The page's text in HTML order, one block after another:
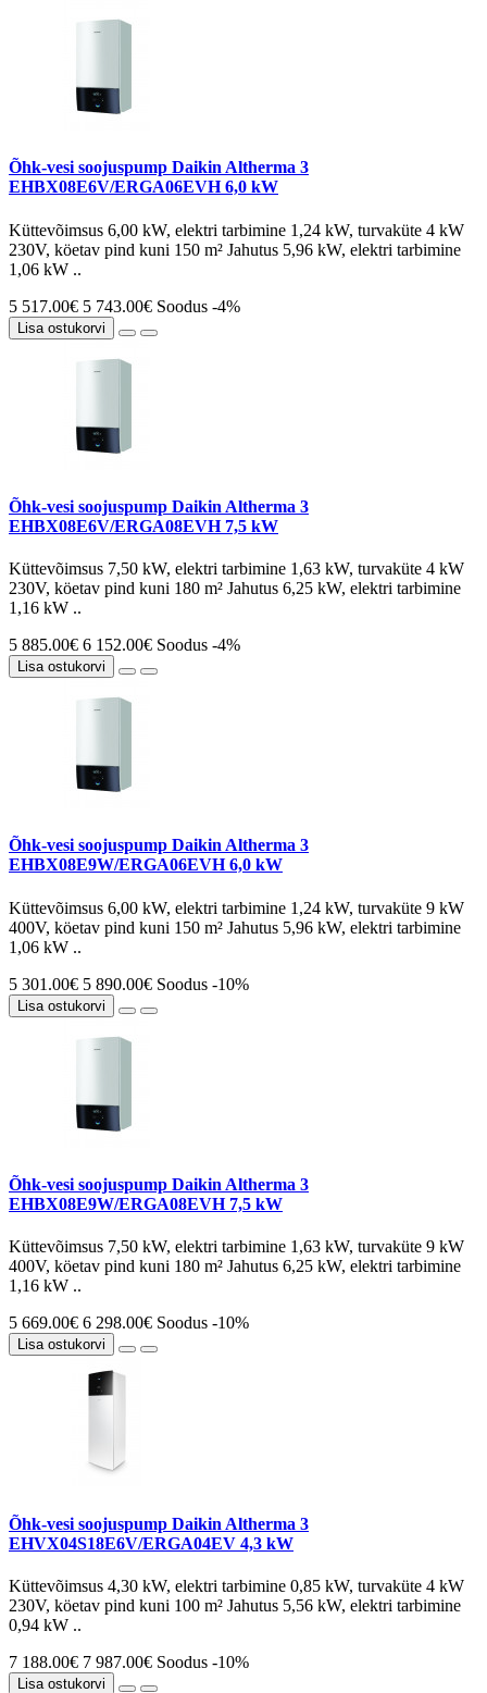
Õhk-vesi soojuspump Daikin Altherma 3
EHBX08E6V/ERGA06EVH 6,0 kW
Küttevõimsus 6,00 kW, elektri tarbimine 1,24 kW, turvaküte 4 kW
230V, köetav pind kuni 150 m² Jahutus 5,96 kW, elektri tarbimine
1,06 kW ..
5 517.00€ 5 743.00€ Soodus -4%
Lisa ostukorvi
Õhk-vesi soojuspump Daikin Altherma 3
EHBX08E6V/ERGA08EVH 7,5 kW
Küttevõimsus 7,50 kW, elektri tarbimine 1,63 kW, turvaküte 4 kW
230V, köetav pind kuni 180 m² Jahutus 6,25 kW, elektri tarbimine
1,16 kW ..
5 885.00€ 6 152.00€ Soodus -4%
Lisa ostukorvi
Õhk-vesi soojuspump Daikin Altherma 3
EHBX08E9W/ERGA06EVH 6,0 kW
Küttevõimsus 6,00 kW, elektri tarbimine 1,24 kW, turvaküte 9 kW
400V, köetav pind kuni 150 m² Jahutus 5,96 kW, elektri tarbimine
1,06 kW ..
5 301.00€ 5 890.00€ Soodus -10%
Lisa ostukorvi
Õhk-vesi soojuspump Daikin Altherma 3
EHBX08E9W/ERGA08EVH 7,5 kW
Küttevõimsus 7,50 kW, elektri tarbimine 1,63 kW, turvaküte 9 kW
400V, köetav pind kuni 180 m² Jahutus 6,25 kW, elektri tarbimine
1,16 kW ..
5 669.00€ 6 298.00€ Soodus -10%
Lisa ostukorvi
Õhk-vesi soojuspump Daikin Altherma 3
EHVX04S18E6V/ERGA04EV 4,3 kW
Küttevõimsus 4,30 kW, elektri tarbimine 0,85 kW, turvaküte 4 kW
230V, köetav pind kuni 100 m² Jahutus 5,56 kW, elektri tarbimine
0,94 kW ..
7 188.00€ 7 987.00€ Soodus -10%
Lisa ostukorvi